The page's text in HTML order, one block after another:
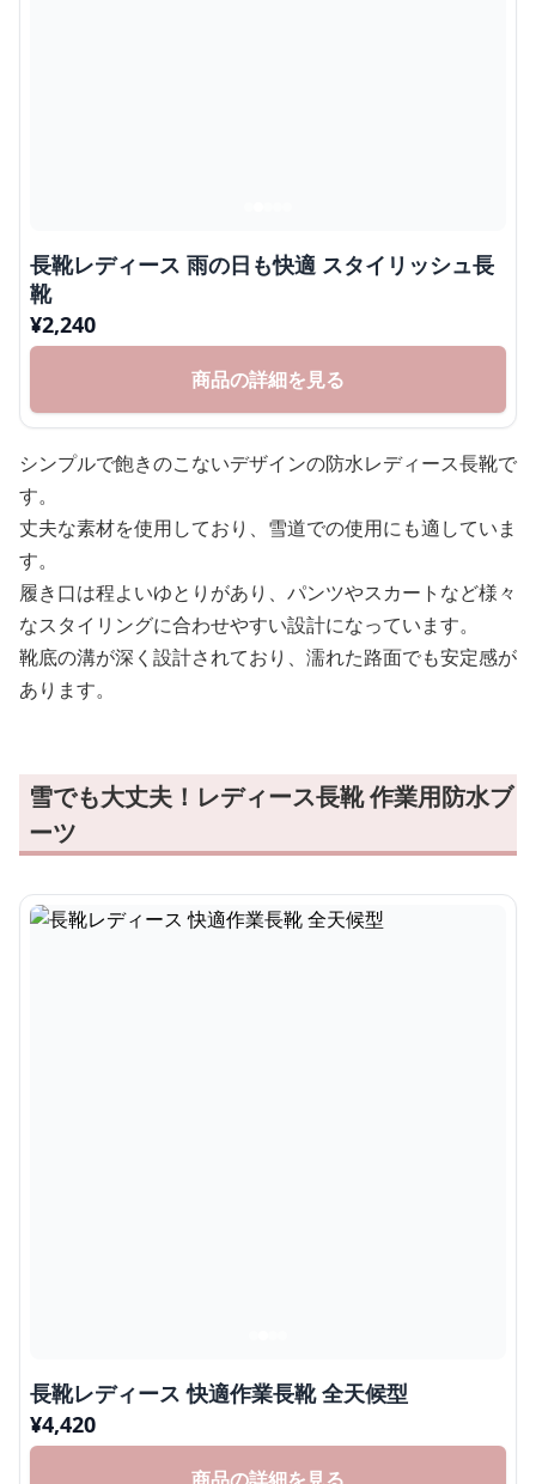
長靴レディース 雨の日も快適 スタイリッシュ長
靴
¥2,240
商品の詳細を見る
シンプルで飽きのこないデザインの防水レディース長靴で
す。
丈夫な素材を使用しており、雪道での使用にも適していま
す。
履き口は程よいゆとりがあり、パンツやスカートなど様々
なスタイリングに合わせやすい設計になっています。
靴底の溝が深く設計されており、濡れた路面でも安定感が
あります。
雪でも大丈夫！レディース長靴 作業用防水ブ
ーツ
長靴レディース 快適作業長靴 全天候型
¥4,420